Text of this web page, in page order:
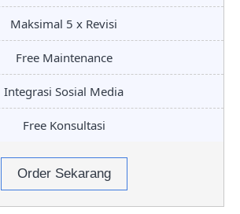
Maksimal 5 x Revisi
Free Maintenance
Integrasi Sosial Media
Free Konsultasi
Order Sekarang